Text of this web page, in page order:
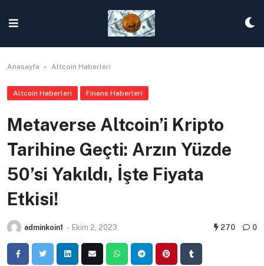
content
Anasayfa » Altcoin Haberleri
Altcoin Haberleri Finans Haberleri
Metaverse Altcoin’i Kripto
Tarihine Geçti: Arzın Yüzde
50’si Yakıldı, İşte Fiyata
Etkisi!
adminkoin1 - Ekim 2, 2023 270 0